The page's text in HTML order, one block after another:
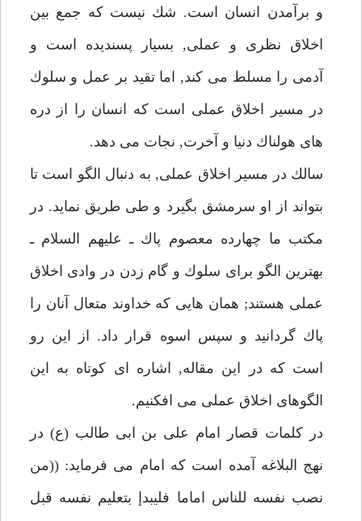
و برآمدن انسان است. شك نيست كه جمع بين
اخلاق نظرى و عملى, بسيار پسنديده است و
آدمى را مسلط مى كند, اما تقيد بر عمل و سلوك
در مسير اخلاق عملى است كه انسان را از دره
هاى هولناك دنيا و آخرت, نجات مى دهد.
سالك در مسير اخلاق عملى, به دنبال الگو است تا
بتواند از او سرمشق بگيرد و طى طريق نمايد. در
مكتب ما چهارده معصوم پاك ـ عليهم السلام ـ
بهترين الگو براى سلوك و گام زدن در وادى اخلاق
عملى هستند; همان هايى كه خداوند متعال آنان را
پاك گردانيد و سپس اسوه قرار داد. از اين رو
است كه در اين مقاله, اشاره اى كوتاه به اين
الگوهاى اخلاق عملى مى افكنيم.
در كلمات قصار امام على بن ابى طالب (ع) در
نهج البلاغه آمده است كه امام مى فرمايد: ((من
نصب نفسه للناس اماما فليبدإ بتعليم نفسه قبل